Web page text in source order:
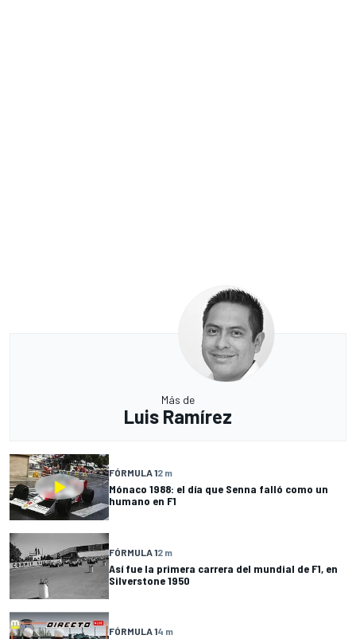
Más de
Luis Ramírez
FÓRMULA 12 m
Mónaco 1988: el día que Senna falló como un
humano en F1
FÓRMULA 12 m
Así fue la primera carrera del mundial de F1, en
Silverstone 1950
FÓRMULA 14 m